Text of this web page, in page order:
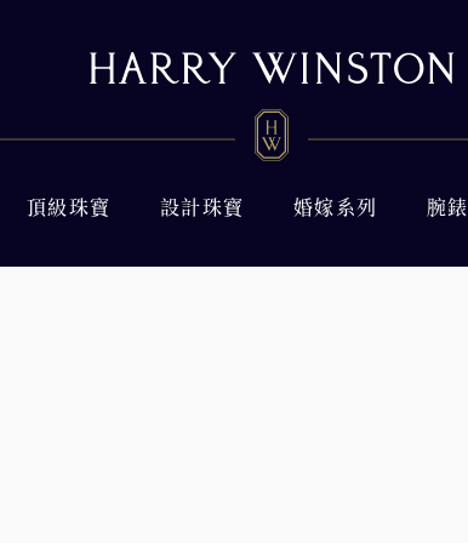
頂級珠寶 設計珠寶 婚嫁系列 腕錶